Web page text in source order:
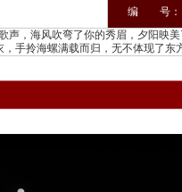
编 号：
声，海风吹弯了你的秀眉，夕阳映
，手拎海螺满载而归，无不体现了东